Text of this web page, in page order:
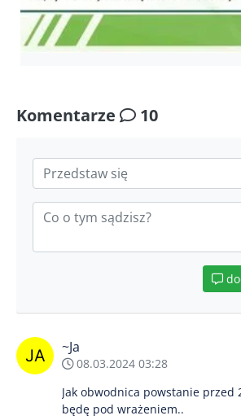
Komentarze 10
~Ja
08.03.2024 03:28
Jak obwodnica powstanie przed
będę pod wrażeniem..